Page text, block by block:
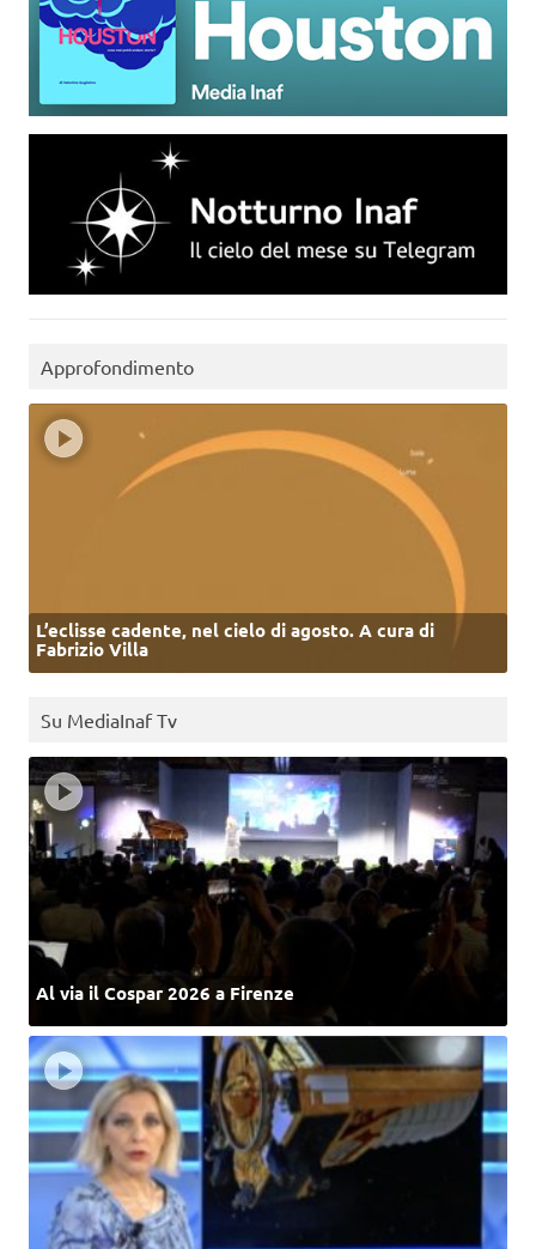
Approfondimento
L’eclisse cadente, nel cielo di agosto. A cura di
Fabrizio Villa
Su MediaInaf Tv
Al via il Cospar 2026 a Firenze